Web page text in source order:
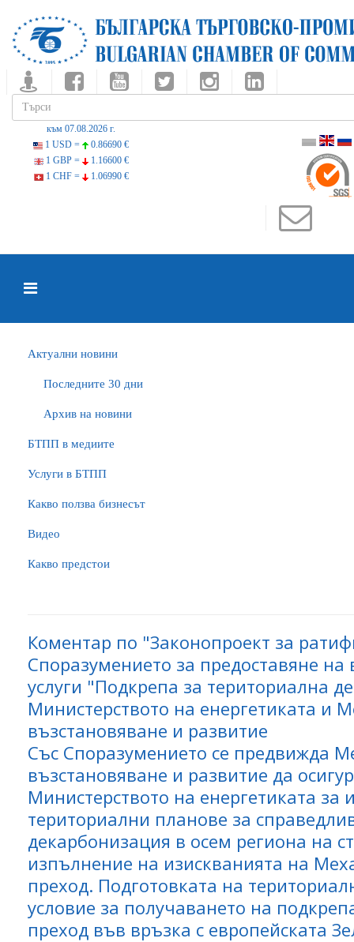
към 07.08.2026 г.
1 USD =
0.86690 €
1 GBP =
1.16600 €
1 CHF =
1.06990 €
Актуални новини
Последните 30 дни
Архив на новини
БTПП в медиите
Услуги в БТПП
Какво ползва бизнесът
Видео
Какво предстои
Коментар по "Законопроект за
Споразумението за предоставяне на
услуги "Подкрепа за териториална
Министерството на енергетиката и
възстановяване и развитие
Със Споразумението се предвижда
възстановяване и развитие да
Министерството на енергетиката за
териториални планове за
декарбонизация в осем региона на
изпълнение на изискванията на
преход. Подготовката на
условие за получаването на
преход във връзка с европейската